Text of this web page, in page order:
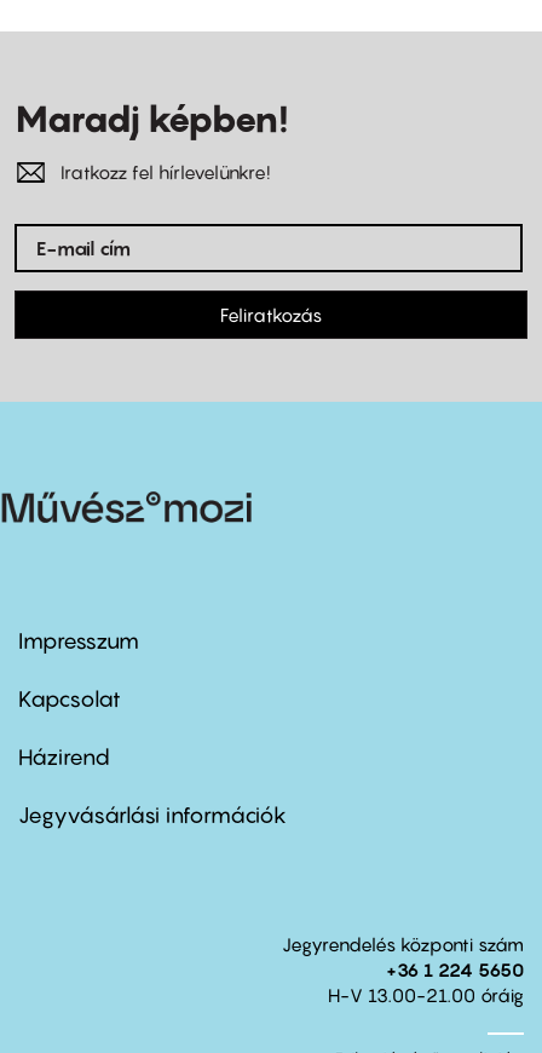
Maradj képben!
Iratkozz fel hírlevelünkre!
Feliratkozás
Footer
first
Impresszum
Kapcsolat
Footer
second
Házirend
Jegyvásárlási információk
Jegyrendelés központi szám
+36 1 224 5650
H-V 13.00-21.00 óráig